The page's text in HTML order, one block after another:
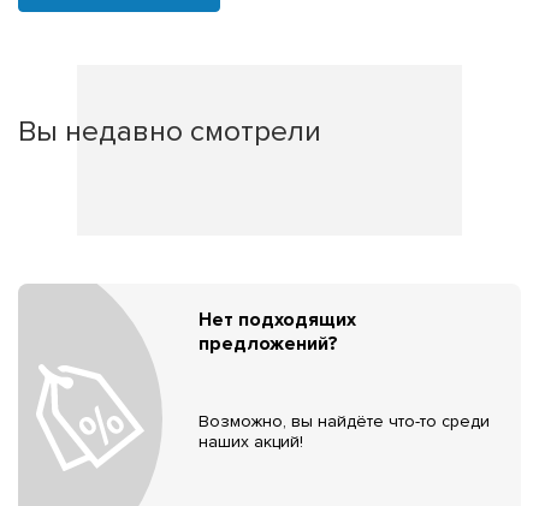
Вы недавно смотрели
Нет подходящих
предложений?
Возможно, вы найдёте что-то среди
наших акций!